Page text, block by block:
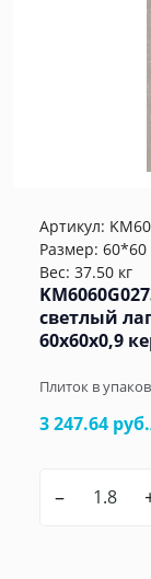
Артикул:
Размер: 60*60
Вес: 37.50 кг
светлый
60x60x0,9
Плиток в
3 247.64
–